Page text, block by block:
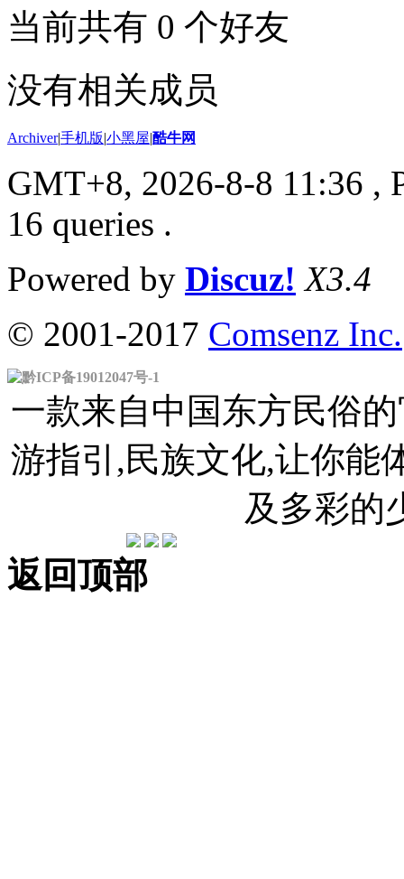
当前共有 0 个好友
没有相关成员
Archiver|手机版|小黑屋|酷牛网
GMT+8, 2026-8-8 11:36 ,
16 queries .
Powered by Discuz! X3.4
© 2001-2017 Comsenz Inc.
黔ICP备19012047号-1
一款来自中国东方民俗
游指引,民族文化,让你能
及多彩的
返回顶部